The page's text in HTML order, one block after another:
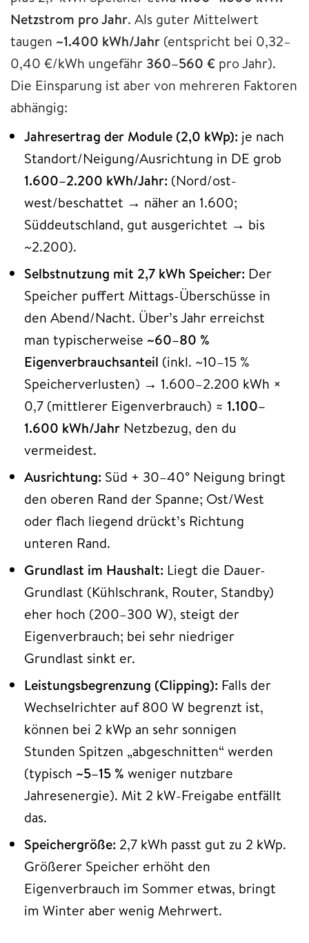
Netzstrom pro Jahr. Als guter Mittelwert
taugen ~1.400 kWh/Jahr (entspricht bei 0,32–
0,40 €/kWh ungefähr 360–560 € pro Jahr).
Die Einsparung ist aber von mehreren Faktoren
abhängig:
Jahresertrag der Module (2,0 kWp): je nach
Standort/Neigung/Ausrichtung in DE grob
1.600–2.200 kWh/Jahr: (Nord/ost-
west/beschattet → näher an 1.600;
Süddeutschland, gut ausgerichtet → bis
~2.200).
Selbstnutzung mit 2,7 kWh Speicher: Der
Speicher puffert Mittags-Überschüsse in
den Abend/Nacht. Über’s Jahr erreichst
man typischerweise ~60–80 %
Eigenverbrauchsanteil (inkl. ~10–15 %
Speicherverlusten) → 1.600–2.200 kWh ×
0,7 (mittlerer Eigenverbrauch) ≈ 1.100–
1.600 kWh/Jahr Netzbezug, den du
vermeidest.
Ausrichtung: Süd + 30–40° Neigung bringt
den oberen Rand der Spanne; Ost/West
oder flach liegend drückt’s Richtung
unteren Rand.
Grundlast im Haushalt: Liegt die Dauer-
Grundlast (Kühlschrank, Router, Standby)
eher hoch (200–300 W), steigt der
Eigenverbrauch; bei sehr niedriger
Grundlast sinkt er.
Leistungsbegrenzung (Clipping): Falls der
Wechselrichter auf 800 W begrenzt ist,
können bei 2 kWp an sehr sonnigen
Stunden Spitzen „abgeschnitten“ werden
(typisch ~5–15 % weniger nutzbare
Jahresenergie). Mit 2 kW-Freigabe entfällt
das.
Speichergröße: 2,7 kWh passt gut zu 2 kWp.
Größerer Speicher erhöht den
Eigenverbrauch im Sommer etwas, bringt
im Winter aber wenig Mehrwert.